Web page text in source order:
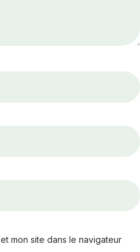
mon site dans le navigateur